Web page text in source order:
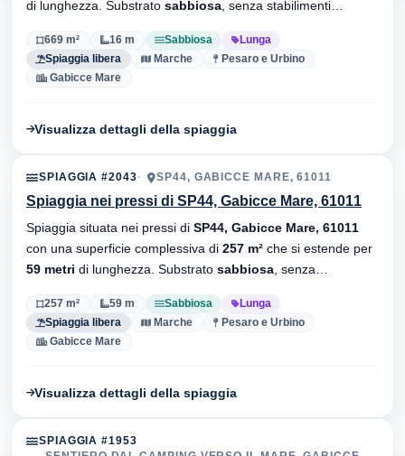
di lunghezza. Substrato sabbiosa, senza stabilimenti
balneari.
Sabbiosa
Lunga
Spiaggia libera
Visualizza dettagli della spiaggia
SP44, GABICCE MARE, 61011
Spiaggia nei pressi di SP44, Gabicce Mare, 61011
Spiaggia situata nei pressi di SP44, Gabicce Mare, 61011
con una superficie complessiva di 257 m²
che si estende per
59 metri di lunghezza. Substrato sabbiosa, senza
stabilimenti balneari.
Sabbiosa
Lunga
Spiaggia libera
Visualizza dettagli della spiaggia
SPIAGGIA #1953